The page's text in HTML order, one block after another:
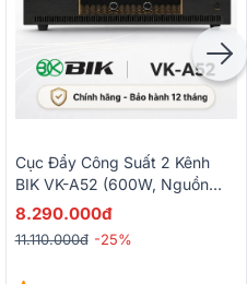
Cục Đẩy Công Suất 2 Kênh
BIK VK-A52 (600W, Nguồn
Xuyến, Mạch Class H)
8.290.000đ
11.110.000đ -25%